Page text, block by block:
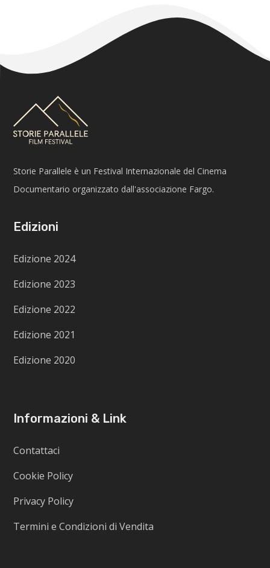
Storie Parallele è un Festival Internazionale del Cinema
Documentario organizzato dall'associazione Fargo.
Edizioni
Edizione 2024
Edizione 2023
Edizione 2022
Edizione 2021
Edizione 2020
Informazioni & Link
Contattaci
Cookie Policy
Privacy Policy
Termini e Condizioni di Vendita